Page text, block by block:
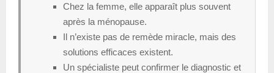
Chez la femme, elle apparaît plus souvent
après la ménopause.
Il n’existe pas de remède miracle, mais des
solutions efficaces existent.
Un spécialiste peut confirmer le diagnostic et